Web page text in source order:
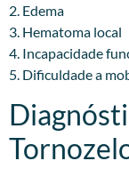
2. Edema
3. Hematoma local
4. Incapacidade
5. Dificuldade a